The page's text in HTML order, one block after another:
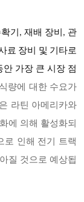
기, 재배 장비, 관
료 장비 및 기타로
가장 큰 시장 점
량에 대한 수요가
라틴 아메리카와
에 의해 활성화되
로 인해 전기 트랙
질 것으로 예상됩